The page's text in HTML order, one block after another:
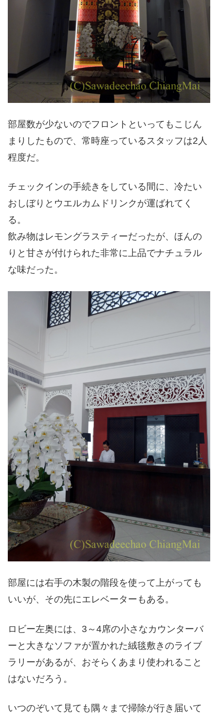
部屋数が少ないのでフロントといってもこじん
まりしたもので、常時座っているスタッフは2人
程度だ。
チェックインの手続きをしている間に、冷たい
おしぼりとウエルカムドリンクが運ばれてく
る。
飲み物はレモングラスティーだったが、ほんの
りと甘さが付けられた非常に上品でナチュラル
な味だった。
部屋には右手の木製の階段を使って上がっても
いいが、その先にエレベーターもある。
ロビー左奥には、3～4席の小さなカウンターバ
ーと大きなソファが置かれた絨毯敷きのライブ
ラリーがあるが、おそらくあまり使われること
はないだろう。
いつのぞいて見ても隅々まで掃除が行き届いて